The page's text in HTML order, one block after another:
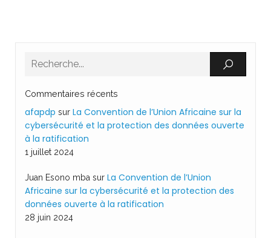
Commentaires récents
afapdp sur La Convention de l’Union Africaine sur la
cybersécurité et la protection des données ouverte
à la ratification
1 juillet 2024
Juan Esono mba sur La Convention de l’Union
Africaine sur la cybersécurité et la protection des
données ouverte à la ratification
28 juin 2024